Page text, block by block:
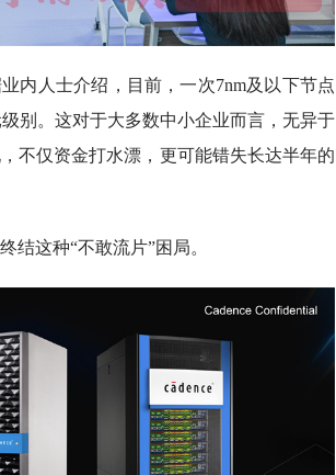
内人士介绍，目前，一次7nm及以下节点
别。这对于大多数中小企业而言，无异于
不仅资金打水漂，更可能错失长达半年的
结这种“不敢流片”困局。